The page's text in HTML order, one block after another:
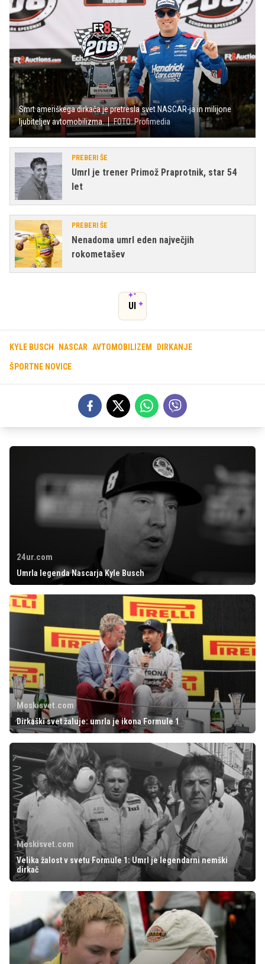
Smrt ameriškega dirkača je pretresla svet NASCAR-ja in milijone
ljubiteljev avtomobilizma.
FOTO: Profimedia
PREBERI ŠE
Umrl je trener Primož Praprotnik, star 54
let
PREBERI ŠE
Nenadoma umrl eden največjih
rokometašev
UI
KYLE BUSCH NASCAR AVTOMOBILIZEM DIRKANJE
ŠPORTNE NOVICE
24ur.com
Umrla legenda Nascarja Kyle Busch
Moskisvet.com
Dirkaški svet žaluje: umrla je ikona Formule 1
Moskisvet.com
Velika žalost v svetu Formule 1: Umrl je legendarni nemški
dirkač